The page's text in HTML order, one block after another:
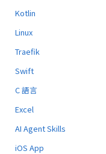
Kotlin
Linux
Traefik
Swift
C 語言
Excel
AI Agent Skills
iOS App